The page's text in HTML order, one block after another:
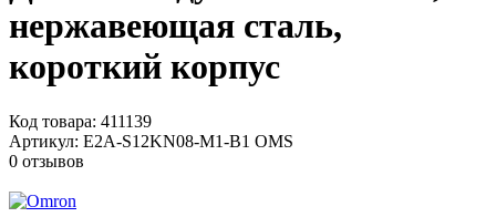
нержавеющая сталь,
короткий корпус
Код товара: 411139
Артикул: E2A-S12KN08-M1-B1 OMS
0 отзывов